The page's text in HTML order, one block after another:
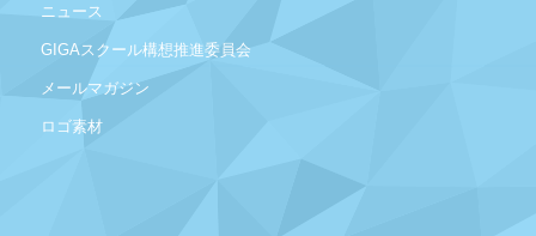
ニュース
GIGAスクール構想推進委員会
メールマガジン
ロゴ素材